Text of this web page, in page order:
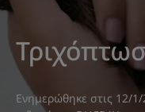
Ενημερώθηκε στις 12/1/